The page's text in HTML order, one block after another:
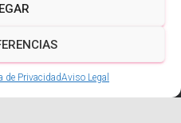
de PrivacidadAviso Legal
porThemeIsle